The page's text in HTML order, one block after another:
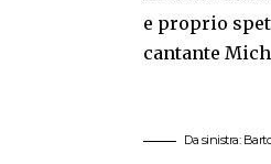
e proprio
cantante
Da sinistra: